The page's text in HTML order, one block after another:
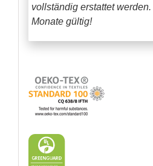
vollständig erstattet werden.
Monate gültig!